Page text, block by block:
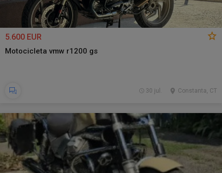
5.600 EUR
Motocicleta vmw r1200 gs
Constanta, CT
30 jul.